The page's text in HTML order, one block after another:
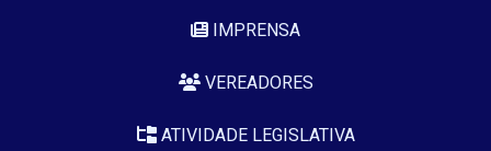
IMPRENSA
VEREADORES
ATIVIDADE LEGISLATIVA